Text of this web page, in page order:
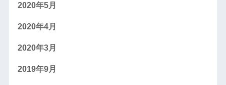
2020年5月
2020年4月
2020年3月
2019年9月